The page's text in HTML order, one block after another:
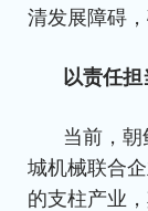
清发展障碍
以责任
当前，
城机械联合
的支柱产业